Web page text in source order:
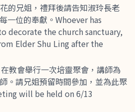
的兄姐，禮拜後請告知淑玲長老
一位的奉獻。Whoever has
decorate the church sanctuary,
Elder Shu Ling after the
教會舉行一次培靈聚會，講師為
。請兄姐預留時間參加，並為此聚
will be held on 6/13